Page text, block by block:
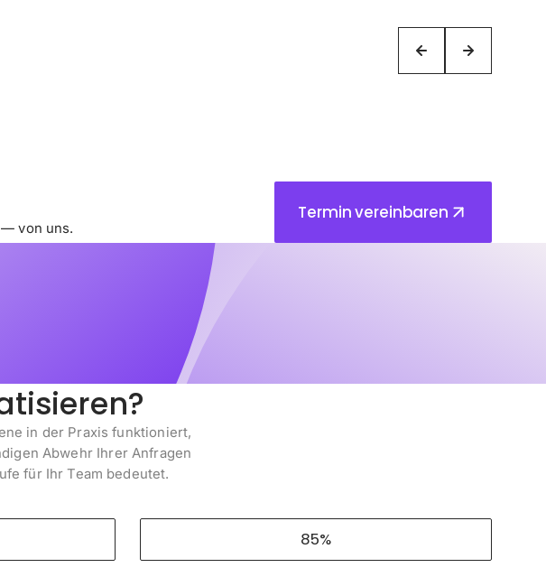
von uns.
Termin vereinbaren
in der Praxis funktioniert,
Abwehr Ihrer Anfragen
für Ihr Team bedeutet.
85%